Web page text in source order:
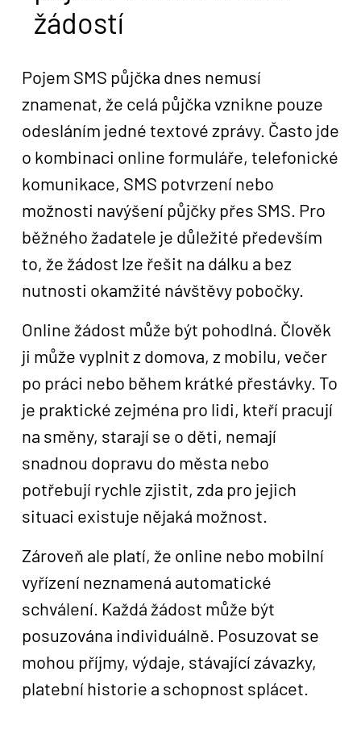
žádostí
Pojem SMS půjčka dnes nemusí
znamenat, že celá půjčka vznikne pouze
odesláním jedné textové zprávy. Často jde
o kombinaci online formuláře, telefonické
komunikace, SMS potvrzení nebo
možnosti navýšení půjčky přes SMS. Pro
běžného žadatele je důležité především
to, že žádost lze řešit na dálku a bez
nutnosti okamžité návštěvy pobočky.
Online žádost může být pohodlná. Člověk
ji může vyplnit z domova, z mobilu, večer
po práci nebo během krátké přestávky. To
je praktické zejména pro lidi, kteří pracují
na směny, starají se o děti, nemají
snadnou dopravu do města nebo
potřebují rychle zjistit, zda pro jejich
situaci existuje nějaká možnost.
Zároveň ale platí, že online nebo mobilní
vyřízení neznamená automatické
schválení. Každá žádost může být
posuzována individuálně. Posuzovat se
mohou příjmy, výdaje, stávající závazky,
platební historie a schopnost splácet.